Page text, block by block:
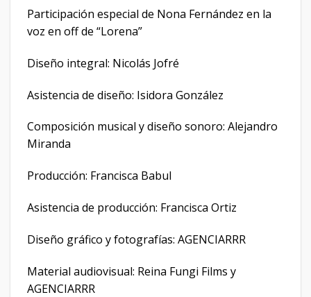
Participación especial de Nona Fernández en la
voz en off de “Lorena”
Diseño integral: Nicolás Jofré
Asistencia de diseño: Isidora González
Composición musical y diseño sonoro: Alejandro
Miranda
Producción: Francisca Babul
Asistencia de producción: Francisca Ortiz
Diseño gráfico y fotografías: AGENCIARRR
Material audiovisual: Reina Fungi Films y
AGENCIARRR